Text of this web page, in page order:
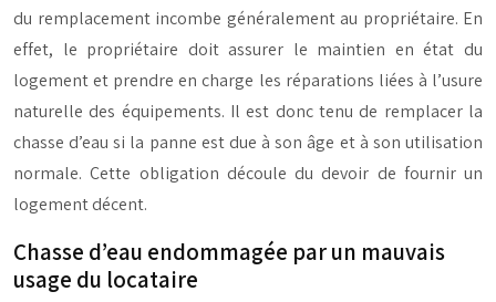
du remplacement incombe généralement au propriétaire. En
effet, le propriétaire doit assurer le maintien en état du
logement et prendre en charge les réparations liées à l’usure
naturelle des équipements. Il est donc tenu de remplacer la
chasse d’eau si la panne est due à son âge et à son utilisation
normale. Cette obligation découle du devoir de fournir un
logement décent.
Chasse d’eau endommagée par un mauvais
usage du locataire